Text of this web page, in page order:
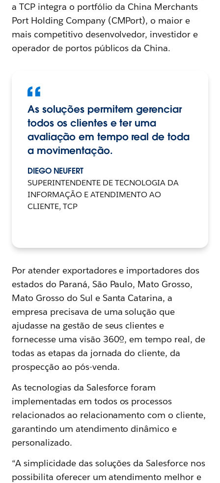
a TCP integra o portfólio da China Merchants
Port Holding Company (CMPort), o maior e
mais competitivo desenvolvedor, investidor e
operador de portos públicos da China.
As soluções permitem gerenciar
todos os clientes e ter uma
avaliação em tempo real de toda
a movimentação.
DIEGO NEUFERT
SUPERINTENDENTE DE TECNOLOGIA DA
INFORMAÇÃO E ATENDIMENTO AO
CLIENTE, TCP
Por atender exportadores e importadores dos
estados do Paraná, São Paulo, Mato Grosso,
Mato Grosso do Sul e Santa Catarina, a
empresa precisava de uma solução que
ajudasse na gestão de seus clientes e
fornecesse uma visão 360º, em tempo real, de
todas as etapas da jornada do cliente, da
prospecção ao pós-venda.
As tecnologias da Salesforce foram
implementadas em todos os processos
relacionados ao relacionamento com o cliente,
garantindo um atendimento dinâmico e
personalizado.
“A simplicidade das soluções da Salesforce nos
possibilita oferecer um atendimento melhor e